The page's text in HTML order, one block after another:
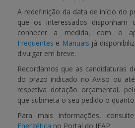
A redefinição da data de início do
que os interessados disponham
conhecer a medida, com o
Frequentes e Manuais já
divulgar em breve.
Recordamos que as candidaturas
do prazo indicado no Aviso ou
respetiva dotação orçamental,
que submeta o seu pedido o
Para mais informações,
Energética no Portal do IFAP.